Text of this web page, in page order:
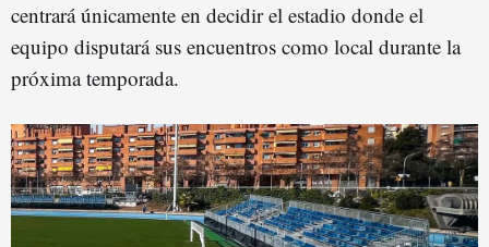
centrará únicamente en decidir el estadio donde el
equipo disputará sus encuentros como local durante la
próxima temporada.